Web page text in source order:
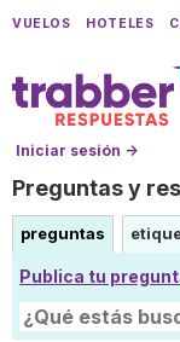
VUELOS HOTELES
Iniciar sesión →
Preguntas y
preguntas
Publica tu